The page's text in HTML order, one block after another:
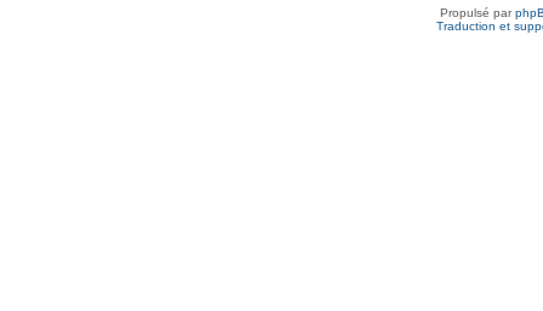
Propulsé par
Traduction et